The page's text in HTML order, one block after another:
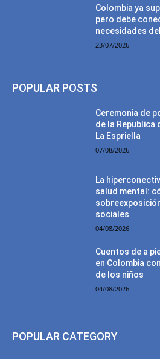
Colombia ya
pero debe
necesidades
23/07/2026
POPULAR POSTS
Ceremonia de
de la Republica
La Espriella
07/08/2026
La
salud mental:
sociales
04/08/2026
Cuentos de a
en Colombia
de los niños
04/08/2026
POPULAR CATEGORY